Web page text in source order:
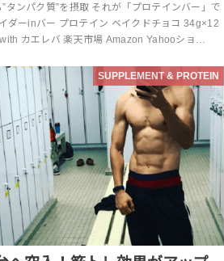
タンパク質”を摂取 それが「プロテインバー」で
ダーinバー プロテイン ベイクドチョコ 34g×12
カエレバ 楽天市場 Amazon Yahooショ…
SUPPLEMENT & PROTEIN